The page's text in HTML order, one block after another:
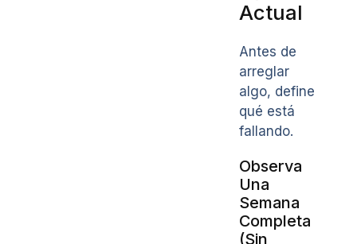
Actual
Antes de
arreglar
algo, define
qué está
fallando.
Observa
Una
Semana
Completa
(Sin